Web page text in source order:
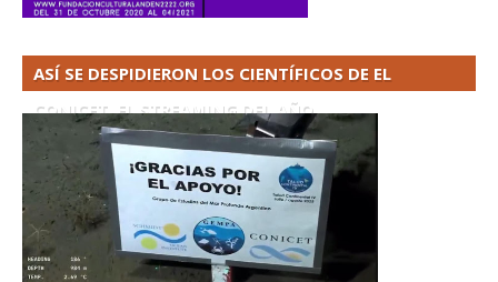
ASÍ SE DESPIDIERON LOS CIENTÍFICOS DE EL
CONICET. EL STREAMING DEL AÑO